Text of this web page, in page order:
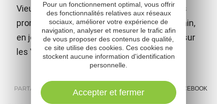
Vieux, un monde de rochers géants, en vous
promenant, en voyageant à bord du petit train,
en jouant aux jeux de piste ou en grimpant sur
les Vias Ferratas !
PARTAGER : E-MAIL MESSENGER FACEBOOK
Pour un fonctionnement optimal, vous offrir
des fonctionnalités relatives aux réseaux
sociaux, améliorer votre expérience de
navigation, analyser et mesurer le trafic afin
de vous proposer des contenus de qualité,
ce site utilise des cookies. Ces cookies ne
stockent aucune information d'identification
personnelle.
Accepter et fermer